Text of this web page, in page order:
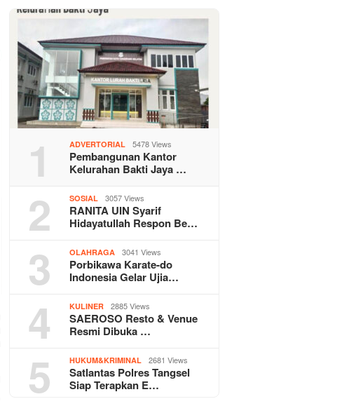
1 ADVERTORIAL 5478 Views
Pembangunan Kantor
Kelurahan Bakti Jaya …
2 SOSIAL 3057 Views
RANITA UIN Syarif
Hidayatullah Respon Be…
3 OLAHRAGA 3041 Views
Porbikawa Karate-do
Indonesia Gelar Ujia…
4 KULINER 2885 Views
SAEROSO Resto & Venue
Resmi Dibuka …
5 HUKUM&KRIMINAL 2681 Views
Satlantas Polres Tangsel
Siap Terapkan E…